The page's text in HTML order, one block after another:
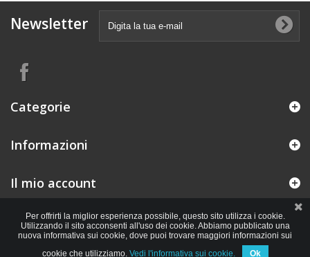
Newsletter
Categorie
Informazioni
Il mio account
Per offrirti la miglior esperienza possibile, questo sito utilizza i cookie.
Utilizzando il sito acconsenti all'uso dei cookie. Abbiamo pubblicato una
nuova informativa sui cookie, dove puoi trovare maggiori informazioni sui
cookie che utilizziamo. Vedi l'informativa sui cookie. Ok